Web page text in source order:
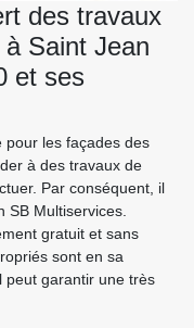
des travaux
Saint Jean
et ses
pour les façades des
à des travaux de
Par conséquent, il
SB Multiservices.
gratuit et sans
sont en sa
peut garantir une très